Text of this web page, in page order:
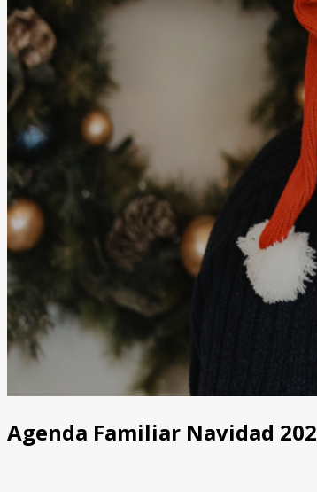
Agenda Familiar Navidad